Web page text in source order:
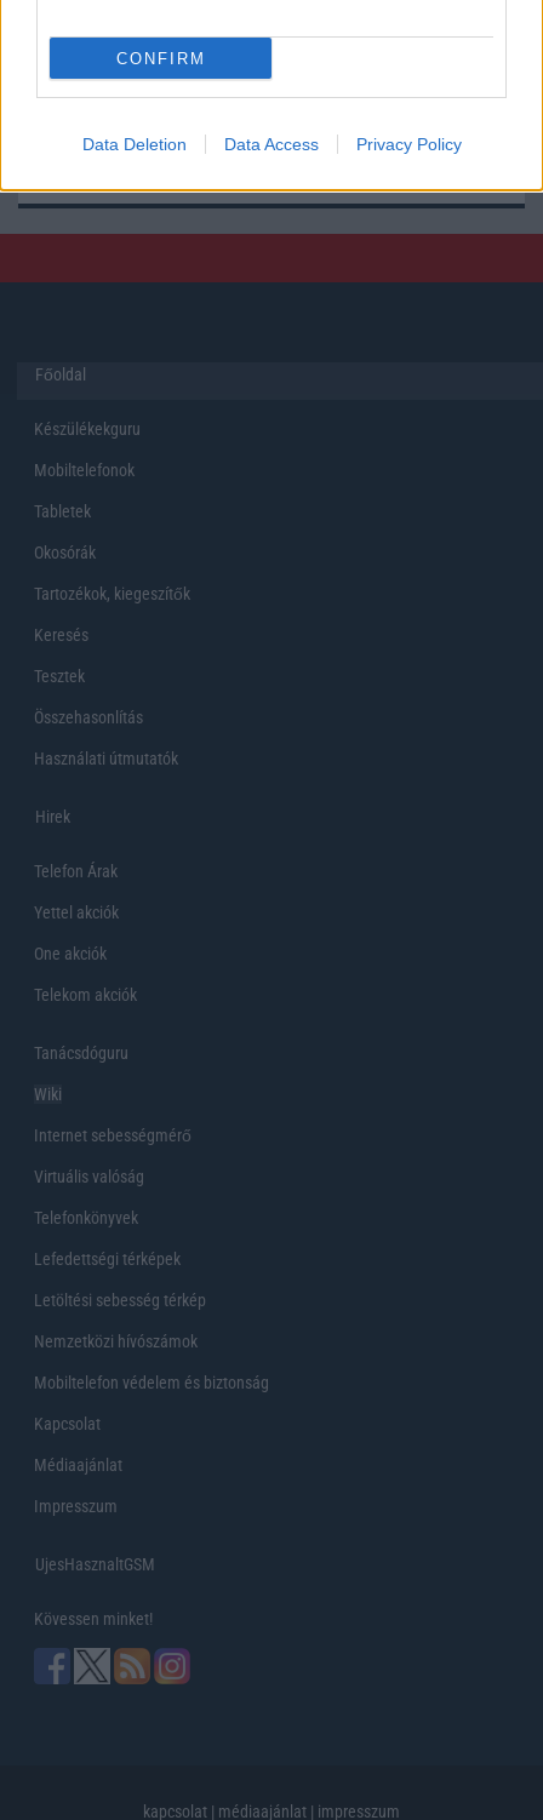
CONFIRM
Data Deletion Data Access Privacy Policy
Inkább felhőben tárolok mindent
Főoldal
Készülékekguru
Mobiltelefonok
Tabletek
Okosórák
Tartozékok, kiegeszítők
Keresés
Tesztek
Összehasonlítás
Használati útmutatók
Hirek
Telefon Árak
Yettel akciók
One akciók
Telekom akciók
Tanácsdóguru
Wiki
Internet sebességmérő
Virtuális valóság
Telefonkönyvek
Lefedettségi térképek
Letöltési sebesség térkép
Nemzetközi hívószámok
Mobiltelefon védelem és biztonság
Kapcsolat
Médiaajánlat
Impresszum
UjesHasznaltGSM
Kövessen minket!
kapcsolat | médiaajánlat | impresszum